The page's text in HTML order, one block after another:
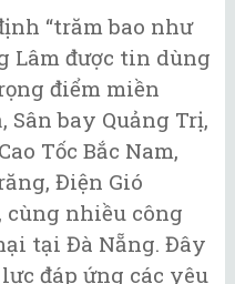
“trăm bao như
Lâm được tin dùng
điểm miền
Sân bay Quảng Trị,
Tốc Bắc Nam,
Điện Gió
cùng nhiều công
tại Đà Nẵng. Đây
đáp ứng các yêu